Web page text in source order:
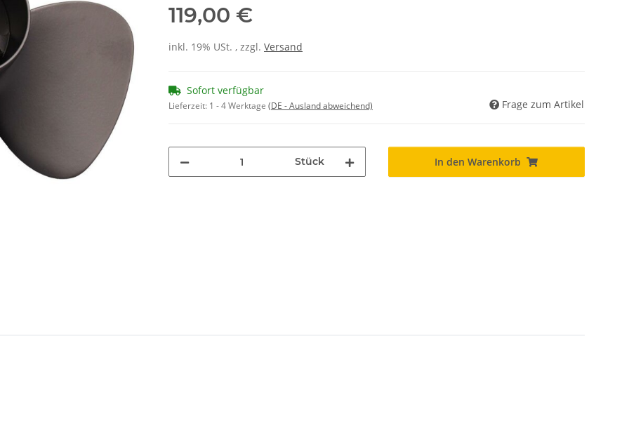
119,00 €
inkl. 19% USt. , zzgl. Versand
Sofort verfügbar
Lieferzeit: 1 - 4 Werktage (DE - Ausland abweichend) Frage zum Artikel
Stück In den Warenkorb